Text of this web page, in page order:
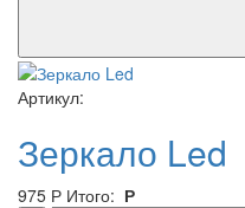
Артикул:
Зеркало Led
975 Р Итого: Р